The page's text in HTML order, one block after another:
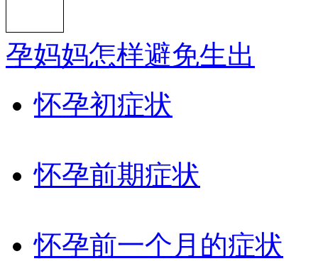
孕妈妈怎样避免生出
怀孕初症状
怀孕前期症状
怀孕前一个月的症状